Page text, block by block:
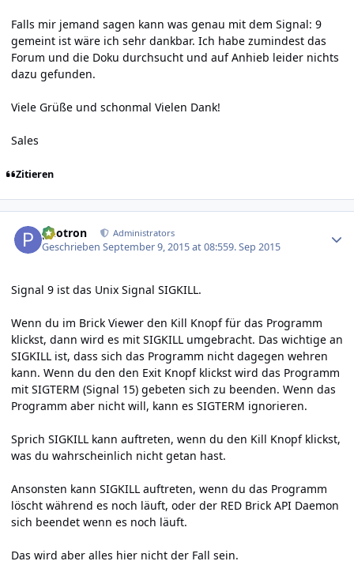
Falls mir jemand sagen kann was genau mit dem Signal: 9
gemeint ist wäre ich sehr dankbar. Ich habe zumindest das
Forum und die Doku durchsucht und auf Anhieb leider nichts
dazu gefunden.
Viele Grüße und schonmal Vielen Dank!
Sales
Zitieren
photron Administrators
GeschriebenSeptember 9, 2015 at 08:559. Sep 2015
Signal 9 ist das Unix Signal SIGKILL.
Wenn du im Brick Viewer den Kill Knopf für das Programm
klickst, dann wird es mit SIGKILL umgebracht. Das wichtige an
SIGKILL ist, dass sich das Programm nicht dagegen wehren
kann. Wenn du den den Exit Knopf klickst wird das Programm
mit SIGTERM (Signal 15) gebeten sich zu beenden. Wenn das
Programm aber nicht will, kann es SIGTERM ignorieren.
Sprich SIGKILL kann auftreten, wenn du den Kill Knopf klickst,
was du wahrscheinlich nicht getan hast.
Ansonsten kann SIGKILL auftreten, wenn du das Programm
löscht während es noch läuft, oder der RED Brick API Daemon
sich beendet wenn es noch läuft.
Das wird aber alles hier nicht der Fall sein.